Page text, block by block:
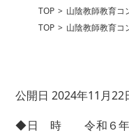
TOP 山陰教師教育コ
TOP 山陰教師教育コ
公開日 2024年11月22
◆日 時 令和６年６